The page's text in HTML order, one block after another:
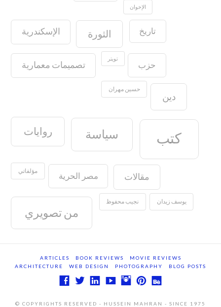
الإخوان
الإسكندرية الثورة تاريخ
تصميمات معمارية
تويتر
حزب
حسين مهران
دين
روايات سياسة كتب
مؤلفاتي مصر الحرية مقالات
من تصويري
نجيب محفوظ يوسف زيدان
ARTICLES BOOK REVIEWS
MOVIE REVIEWS
ARCHITECTURE
WEB DESIGN PHOTOGRAPHY BLOG POSTS
© COPYRIGHTS RESERVED - HUSSEIN MAHRAN - SINCE 1975